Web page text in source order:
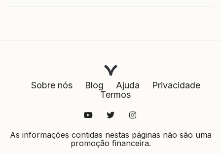
Sobre nós Blog Ajuda
Privacidade
Termos
As informações contidas nestas páginas não são uma
promoção financeira.